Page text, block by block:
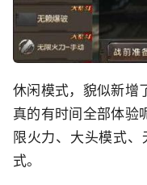
休闲模式，貌似新增
真的有时间全部体验
限火力、大头模式
式。